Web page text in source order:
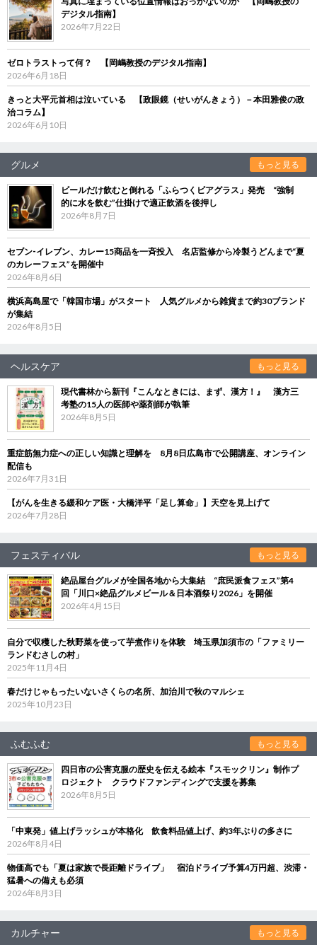
デジタル指南】
2026年7月22日
ゼロトラストって何？ 【岡嶋教授のデジタル指南】
2026年6月18日
きっと大平元首相は泣いている 【政眼鏡（せいがんきょう）－本田雅俊の政
治コラム】
2026年6月10日
グルメ もっと見る
ビールだけ飲むと倒れる「ふらつくビアグラス」発売 “強制
的に水を飲む”仕掛けで適正飲酒を後押し
2026年8月7日
セブン‐イレブン、カレー15商品を一斉投入 名店監修から冷製うどんまで“夏
のカレーフェス”を開催中
2026年8月6日
横浜高島屋で「韓国市場」がスタート 人気グルメから雑貨まで約30ブランド
が集結
2026年8月5日
ヘルスケア もっと見る
現代書林から新刊『こんなときには、まず、漢方！』 漢方三
考塾の15人の医師や薬剤師が執筆
2026年8月5日
重症筋無力症への正しい知識と理解を 8月8日広島市で公開講座、オンライン
配信も
2026年7月31日
【がんを生きる緩和ケア医・大橋洋平「足し算命」】天空を見上げて
2026年7月28日
フェスティバル もっと見る
絶品屋台グルメが全国各地から大集結 “庶民派食フェス”第4
回「川口×絶品グルメビール＆日本酒祭り2026」を開催
2026年4月15日
自分で収穫した秋野菜を使って芋煮作りを体験 埼玉県加須市の「ファミリー
ランドむさしの村」
2025年11月4日
春だけじゃもったいないさくらの名所、加治川で秋のマルシェ
2025年10月23日
ふむふむ もっと見る
四日市の公害克服の歴史を伝える絵本『スモックリン』制作プ
ロジェクト クラウドファンディングで支援を募集
2026年8月5日
「中東発」値上げラッシュが本格化 飲食料品値上げ、約3年ぶりの多さに
2026年8月4日
物価高でも「夏は家族で長距離ドライブ」 宿泊ドライブ予算4万円超、渋滞・
猛暑への備えも必須
2026年8月3日
カルチャー もっと見る